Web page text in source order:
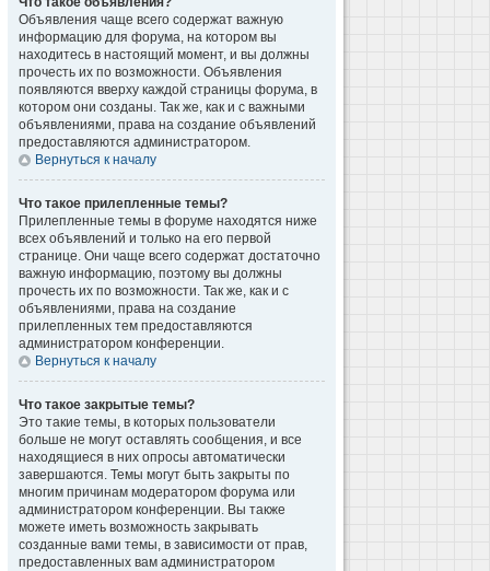
Объявления чаще всего содержат важную
информацию для форума, на котором вы
находитесь в настоящий момент, и вы должны
прочесть их по возможности. Объявления
появляются вверху каждой страницы форума, в
котором они созданы. Так же, как и с важными
объявлениями, права на создание объявлений
предоставляются администратором.
Вернуться к началу
Что такое прилепленные темы?
Прилепленные темы в форуме находятся ниже
всех объявлений и только на его первой
странице. Они чаще всего содержат достаточно
важную информацию, поэтому вы должны
прочесть их по возможности. Так же, как и с
объявлениями, права на создание
прилепленных тем предоставляются
администратором конференции.
Вернуться к началу
Что такое закрытые темы?
Это такие темы, в которых пользователи
больше не могут оставлять сообщения, и все
находящиеся в них опросы автоматически
завершаются. Темы могут быть закрыты по
многим причинам модератором форума или
администратором конференции. Вы также
можете иметь возможность закрывать
созданные вами темы, в зависимости от прав,
предоставленных вам администратором